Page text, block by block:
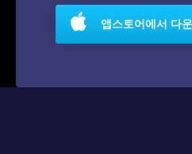
앱스토어에서 다